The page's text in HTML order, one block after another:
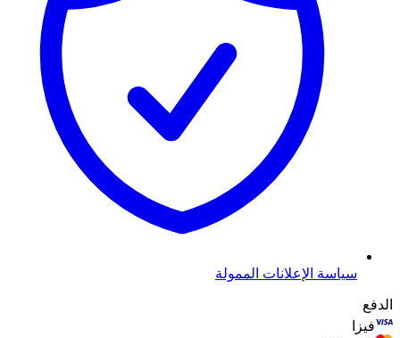
سياسة الإعلانات الممولة
الدفع
فيزا